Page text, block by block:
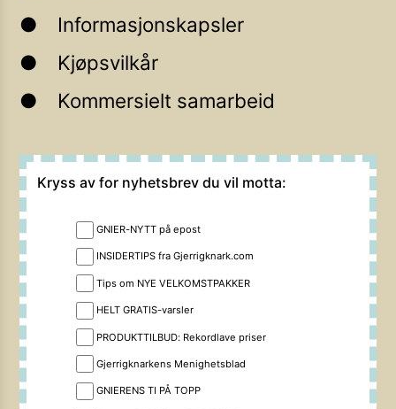
Informasjonskapsler
Kjøpsvilkår
Kommersielt samarbeid
Kryss av for nyhetsbrev du vil motta:
GNIER-NYTT på epost
INSIDERTIPS fra Gjerrigknark.com
Tips om NYE VELKOMSTPAKKER
HELT GRATIS-varsler
PRODUKTTILBUD: Rekordlave priser
Gjerrigknarkens Menighetsblad
GNIERENS TI PÅ TOPP